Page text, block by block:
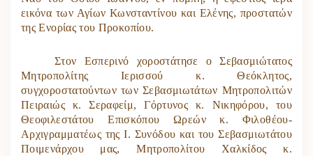
εικόνα των Αγίων Κωνσταντίνου και Ελένης, προστατών
της Ενορίας του Προκοπίου.
Στον Εσπερινό χοροστάτησε ο Σεβασμιώτατος
Μητροπολίτης Ιερισσού κ. Θεόκλητος,
συγχοροστατούντων των Σεβασμιωτάτων Μητροπολιτών
Πειραιώς κ. Σεραφείμ, Γόρτυνος κ. Νικηφόρου, του
Θεοφιλεστάτου Επισκόπου Ωρεών κ. Φιλοθέου-
Αρχιγραμματέως της Ι. Συνόδου και του Σεβασμιωτάτου
Ποιμενάρχου μας, Μητροπολίτου Χαλκίδος κ.